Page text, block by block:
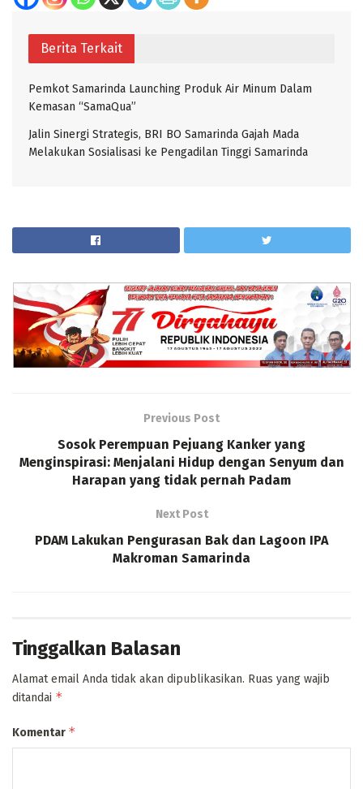
Berita Terkait
Pemkot Samarinda Launching Produk Air Minum Dalam
Kemasan “SamaQua”
Jalin Sinergi Strategis, BRI BO Samarinda Gajah Mada
Melakukan Sosialisasi ke Pengadilan Tinggi Samarinda
Previous Post
Sosok Perempuan Pejuang Kanker yang
Menginspirasi: Menjalani Hidup dengan Senyum dan
Harapan yang tidak pernah Padam
Next Post
PDAM Lakukan Pengurasan Bak dan Lagoon IPA
Makroman Samarinda
Tinggalkan Balasan
Alamat email Anda tidak akan dipublikasikan. Ruas yang wajib
ditandai *
Komentar *